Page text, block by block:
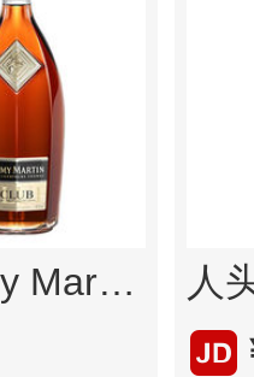
人头马（Remy Martin）洋酒 CLUB优质香槟区干邑白兰地 500ml